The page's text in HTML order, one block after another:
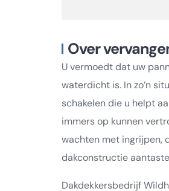
Over
U vermoedt dat uw
waterdicht is. In zo’n
schakelen die u helpt
immers op kunnen
wachten met ingrijpen,
dakconstructie
Dakdekkersbedrijf